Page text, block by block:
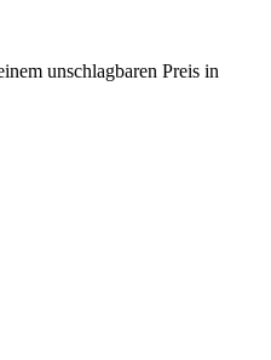
unschlagbaren Preis in